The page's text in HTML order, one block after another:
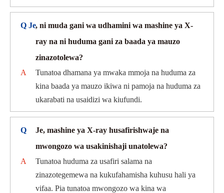
Q Je, ni muda gani wa udhamini wa mashine ya X-
ray na ni huduma gani za baada ya mauzo
zinazotolewa?
A
Tunatoa dhamana ya mwaka mmoja na huduma za
kina baada ya mauzo ikiwa ni pamoja na huduma za
ukarabati na usaidizi wa kiufundi.
Q
Je, mashine ya X-ray husafirishwaje na
mwongozo wa usakinishaji unatolewa?
A
Tunatoa huduma za usafiri salama na
zinazotegemewa na kukufahamisha kuhusu hali ya
vifaa. Pia tunatoa mwongozo wa kina wa